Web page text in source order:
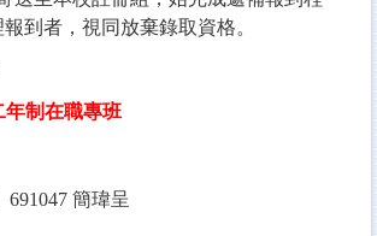
到者，視同放棄錄取資格。
年制在職專班
簡瑋呈